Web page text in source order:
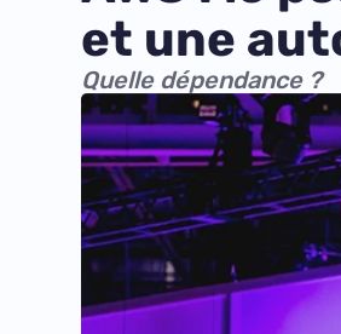
et une
Quelle dépendance ?